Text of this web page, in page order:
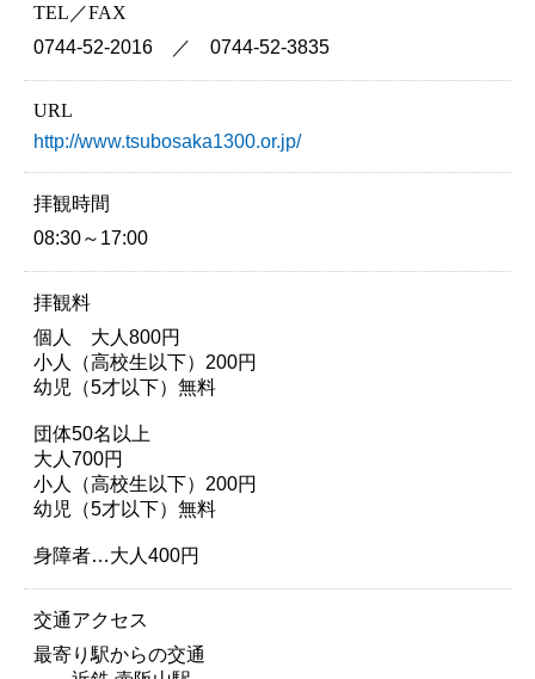
TEL／FAX
0744-52-2016 ／ 0744-52-3835
URL
http://www.tsubosaka1300.or.jp/
拝観時間
08:30～17:00
拝観料
個人 大人800円
小人（高校生以下）200円
幼児（5才以下）無料
団体50名以上
大人700円
小人（高校生以下）200円
幼児（5才以下）無料
身障者…大人400円
交通アクセス
最寄り駅からの交通